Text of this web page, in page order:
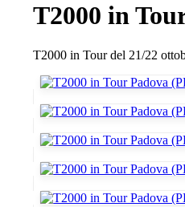
T2000 in
T2000 in Tour del 21/22